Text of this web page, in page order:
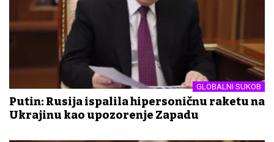
GLOBALNI SUKOB
Putin: Rusija ispalila hipersoničnu raketu na
Ukrajinu kao upozorenje Zapadu